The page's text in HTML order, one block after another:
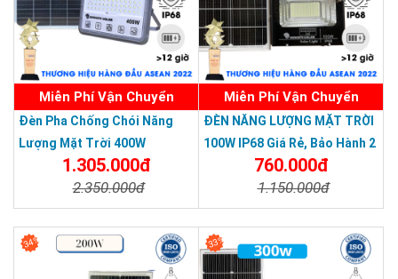
Miễn Phí Vận Chuyển
Đèn Pha Chống Chói Năng
Lượng Mặt Trời 400W
1.305.000đ
2.350.000đ
Miễn Phí Vận Chuyển
ĐÈN NĂNG LƯỢNG MẶT TRỜI
100W IP68 Giá Rẻ, Bảo Hành 2
760.000đ
1.150.000đ
34% 33%